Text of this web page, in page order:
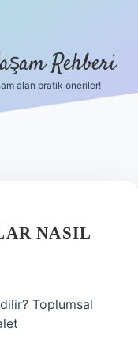
Rehberi
alan pratik öneriler!
NASIL
Toplumsal